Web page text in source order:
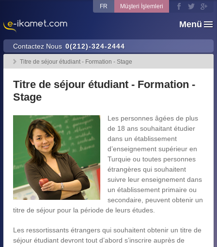
Menü
Contactez Nous 0(212)-324-2444
FR Müşteri İşlemleri
Titre de séjour étudiant - Formation - Stage
Titre de séjour étudiant - Formation -
Stage
Les personnes âgées de plus
de 18 ans souhaitant étudier
dans un établissement
d’enseignement supérieur en
Turquie ou toutes personnes
étrangères qui souhaitent
suivre leur enseignement dans
un établissement primaire ou
secondaire, peuvent obtenir un
titre de séjour pour la période de leurs études.
Les ressortissants étrangers qui souhaitent obtenir un titre de
séjour étudiant devront tout d’abord s’inscrire auprès de